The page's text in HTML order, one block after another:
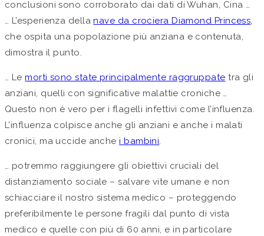
conclusioni sono corroborato dai dati di Wuhan, Cina …
… L’esperienza dellanave da crociera Diamond Princess,
che ospita una popolazione più anziana e contenuta,
dimostra il punto.
… Lemorti sono state principalmente raggruppate tra gli
anziani, quelli con significative malattie croniche …
Questo non è vero per i flagelli infettivi come l’influenza.
L’influenza colpisce anche gli anziani e anche i malati
cronici, ma uccide anchei bambini.
… potremmo raggiungere gli obiettivi cruciali del
distanziamento sociale – salvare vite umane e non
schiacciare il nostro sistema medico – proteggendo
preferibilmente le persone fragili dal punto di vista
medico e quelle con più di 60 anni, e in particolare